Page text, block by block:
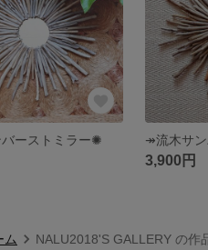
ーストミラー✺ ↠流木サ
3,900円
ム NALU2018'S GALLERY の作